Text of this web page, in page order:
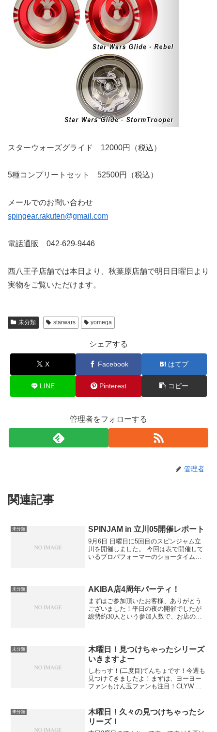
スターウォーズグライド 12000円（税込）
5種コンプリートセット 52500円（税込）
メールでのお問い合わせ
spingear.rakuten@gmail.com
電話通販 042-629-9446
西八王子店舗では本日より、秋葉原店舗で明日日曜日より
実物をご覧いただけます。
未分類 starwars yomega
シェアする
X Facebook はてブ
LINE Pinterest コピー
管理者をフォローする
管理者
関連記事
未分類 SPINJAM in 立川05開催レポート
9月6日 日曜日に5回目のスピンジャム立
川を開催しました。 今回は表で開催して
いるプロパフォーマーのショータイムの
た。 パフォーマ...
未分類 AKIBA店4周年パーティ！
まずはご参加頂いたお客様、ありがとう
ございました！平日の夜の開催でしたが
総勢約30人という参加人数で、お店のキ
が、今後も面白いイベント...
未分類
木曜日！見つけちゃったシリーズ
いきますよー
しわっす！(二度目)てんちょです！今週も
見つけてきましたよ！まずは、ヨーヨー
ファンもけん玉ファンも注目！CLYW け
本だけ残っていた為リリースします。...
未分類
木曜日！久々の見つけちゃったシ
リーズ！